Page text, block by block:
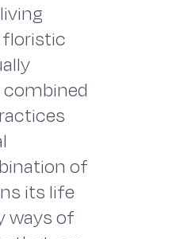
of
its life
ways of